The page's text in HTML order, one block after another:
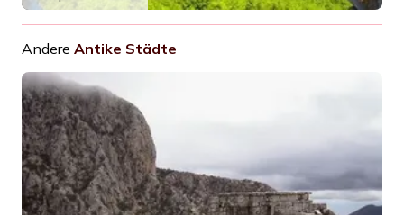
Andere Antike Städte